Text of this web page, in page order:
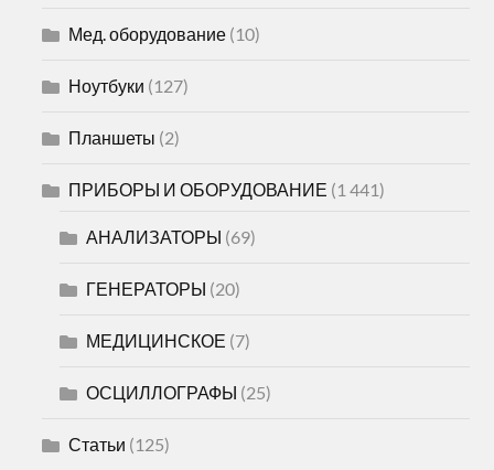
Мед. оборудование (10)
Ноутбуки (127)
Планшеты (2)
ПРИБОРЫ И ОБОРУДОВАНИЕ (1 441)
АНАЛИЗАТОРЫ (69)
ГЕНЕРАТОРЫ (20)
МЕДИЦИНСКОЕ (7)
ОСЦИЛЛОГРАФЫ (25)
Статьи (125)